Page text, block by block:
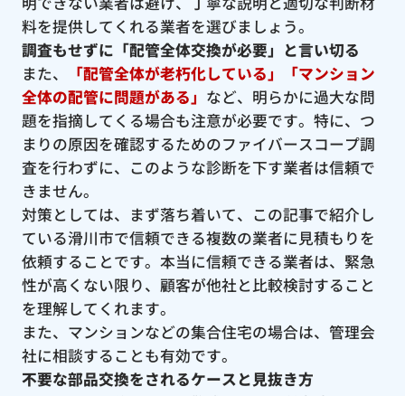
料を提供してくれる業者を選びましょう。
調査もせずに「配管全体交換が必要」と言い切る
また、
「配管全体が老朽化している」「マンション
全体の配管に問題がある」 など、明らかに過大な問
題を指摘してくる場合も注意が必要です。特に、つ
まりの原因を確認するためのファイバースコープ調
査を行わずに、このような診断を下す業者は信頼で
きません。
対策としては、まず落ち着いて、この記事で紹介し
ている滑川市で信頼できる複数の業者に見積もりを
依頼することです。本当に信頼できる業者は、緊急
性が高くない限り、顧客が他社と比較検討すること
を理解してくれます。
また、マンションなどの集合住宅の場合は、管理会
社に相談することも有効です。
不要な部品交換をされるケースと見抜き方